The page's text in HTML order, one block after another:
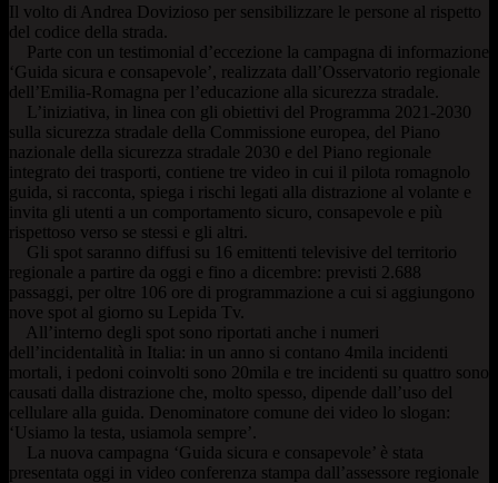
Il volto di Andrea Dovizioso per sensibilizzare le persone al rispetto
del codice della strada.
Parte con un testimonial d’eccezione la campagna di informazione
‘Guida sicura e consapevole’, realizzata dall’Osservatorio regionale
dell’Emilia-Romagna per l’educazione alla sicurezza stradale.
L’iniziativa, in linea con gli obiettivi del Programma 2021-2030
sulla sicurezza stradale della Commissione europea, del Piano
nazionale della sicurezza stradale 2030 e del Piano regionale
integrato dei trasporti, contiene tre video in cui il pilota romagnolo
guida, si racconta, spiega i rischi legati alla distrazione al volante e
invita gli utenti a un comportamento sicuro, consapevole e più
rispettoso verso se stessi e gli altri.
Gli spot saranno diffusi su 16 emittenti televisive del territorio
regionale a partire da oggi e fino a dicembre: previsti 2.688
passaggi, per oltre 106 ore di programmazione a cui si aggiungono
nove spot al giorno su Lepida Tv.
All’interno degli spot sono riportati anche i numeri
dell’incidentalità in Italia: in un anno si contano 4mila incidenti
mortali, i pedoni coinvolti sono 20mila e tre incidenti su quattro sono
causati dalla distrazione che, molto spesso, dipende dall’uso del
cellulare alla guida. Denominatore comune dei video lo slogan:
‘Usiamo la testa, usiamola sempre’.
La nuova campagna ‘Guida sicura e consapevole’ è stata
presentata oggi in video conferenza stampa dall’assessore regionale